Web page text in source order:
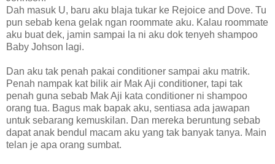
Dah masuk U, baru aku blaja tukar ke Rejoice and Dove. Tu
pun sebab kena gelak ngan roommate aku. Kalau roommate
aku buat dek, jamin sampai la ni aku dok tenyeh shampoo
Baby Johson lagi.
Dan aku tak penah pakai conditioner sampai aku matrik.
Penah nampak kat bilik air Mak Aji conditioner, tapi tak
penah guna sebab Mak Aji kata conditioner ni shampoo
orang tua. Bagus mak bapak aku, sentiasa ada jawapan
untuk sebarang kemuskilan. Dan mereka beruntung sebab
dapat anak bendul macam aku yang tak banyak tanya. Main
telan je apa orang sumbat.